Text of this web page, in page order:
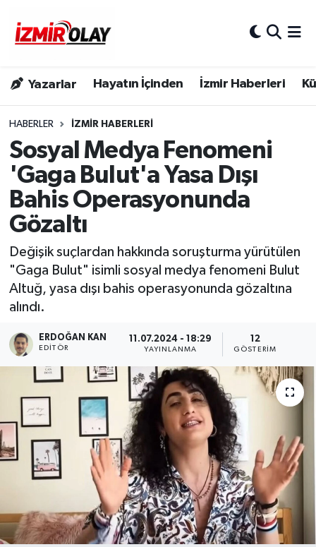
Yazarlar Hayatın İçinden İzmir Haberleri
HABERLER İZMIR HABERLERI
Sosyal Medya Fenomeni
'Gaga Bulut'a Yasa Dışı
Bahis Operasyonunda
Gözaltı
Değişik suçlardan hakkında soruşturma yürütülen
"Gaga Bulut" isimli sosyal medya fenomeni Bulut
Altuğ, yasa dışı bahis operasyonunda gözaltına
alındı.
ERDOĞAN KAN
EDITÖR
11.07.2024 - 18:29
YAYINLANMA
12
GÖSTERIM
Konak Trafik Yoğunluk Haritası
Süper Lig Puan Durumu ve Fikstür
Tüm Manşetler
Son Dakika Haberleri
Haber Arşivi